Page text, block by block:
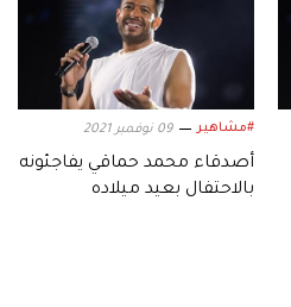
#مشاهير 09 نوفمبر 2021
أصدقاء محمد حماقي يفاجئونه
بالاحتفال بعيد ميلاده